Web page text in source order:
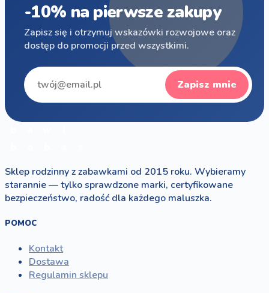
-10% na pierwsze zakupy
Zapisz się i otrzymuj wskazówki rozwojowe oraz
dostęp do promocji przed wszystkimi.
Zapisz mnie
Sklep rodzinny z zabawkami od 2015 roku. Wybieramy
starannie — tylko sprawdzone marki, certyfikowane
bezpieczeństwo, radość dla każdego maluszka.
POMOC
Kontakt
Dostawa
Regulamin sklepu